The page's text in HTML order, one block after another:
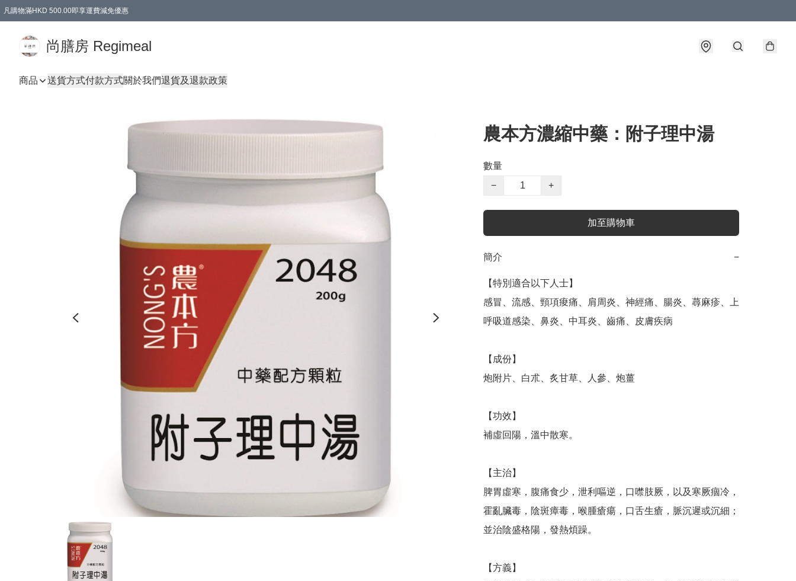
凡購物滿HKD 500.00即享運費減免優惠
尚膳房 Regimeal
商品 送貨方式付款方式關於我們退貨及退款政策
農本方濃縮中藥：附子理中湯
數量
−
+
加至購物車
簡介 −
【特別適合以下人士】
感冒、流感、頸項痠痛、肩周炎、神經痛、腸炎、蕁麻疹、上
呼吸道感染、鼻炎、中耳炎、齒痛、皮膚疾病
【成份】
炮附片、白朮、炙甘草、人參、炮薑
【功效】
補虛回陽，溫中散寒。
【主治】
脾胃虛寒，腹痛食少，泄利嘔逆，口噤肢厥，以及寒厥痼冷，
霍亂臟毒，陰斑瘴毒，喉腫瘡瘍，口舌生瘡，脈沉遲或沉細；
並治陰盛格陽，發熱煩躁。
【方義】